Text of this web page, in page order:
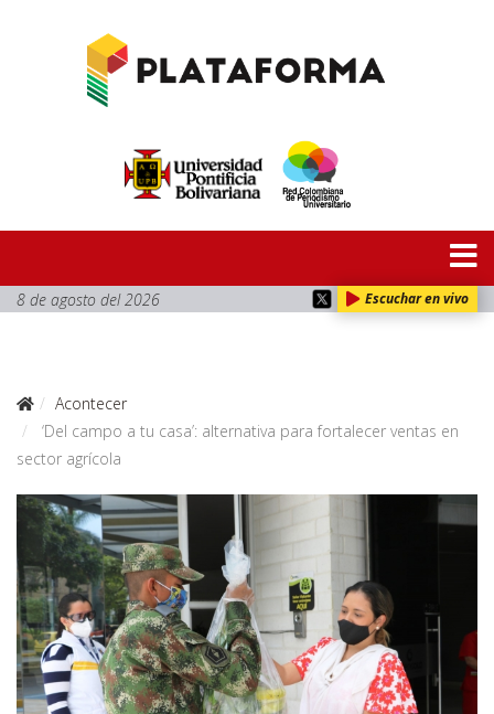
8 de agosto del 2026 Escuchar en vivo
Acontecer
‘Del campo a tu casa’: alternativa para fortalecer ventas en
sector agrícola